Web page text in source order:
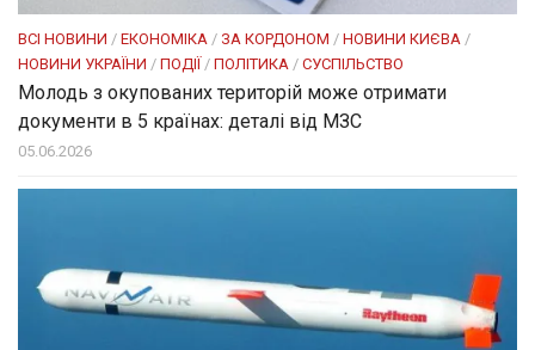
ВСІ НОВИНИ / ЕКОНОМІКА / ЗА КОРДОНОМ / НОВИНИ КИЄВА /
НОВИНИ УКРАЇНИ / ПОДІЇ / ПОЛІТИКА / СУСПІЛЬСТВО
Молодь з окупованих територій може отримати
документи в 5 країнах: деталі від МЗС
05.06.2026